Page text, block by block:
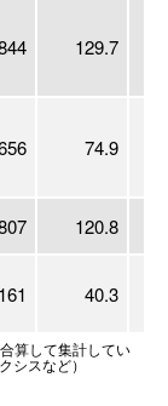
129.7
74.9
120.8
40.3
算して集計してい
シスなど）